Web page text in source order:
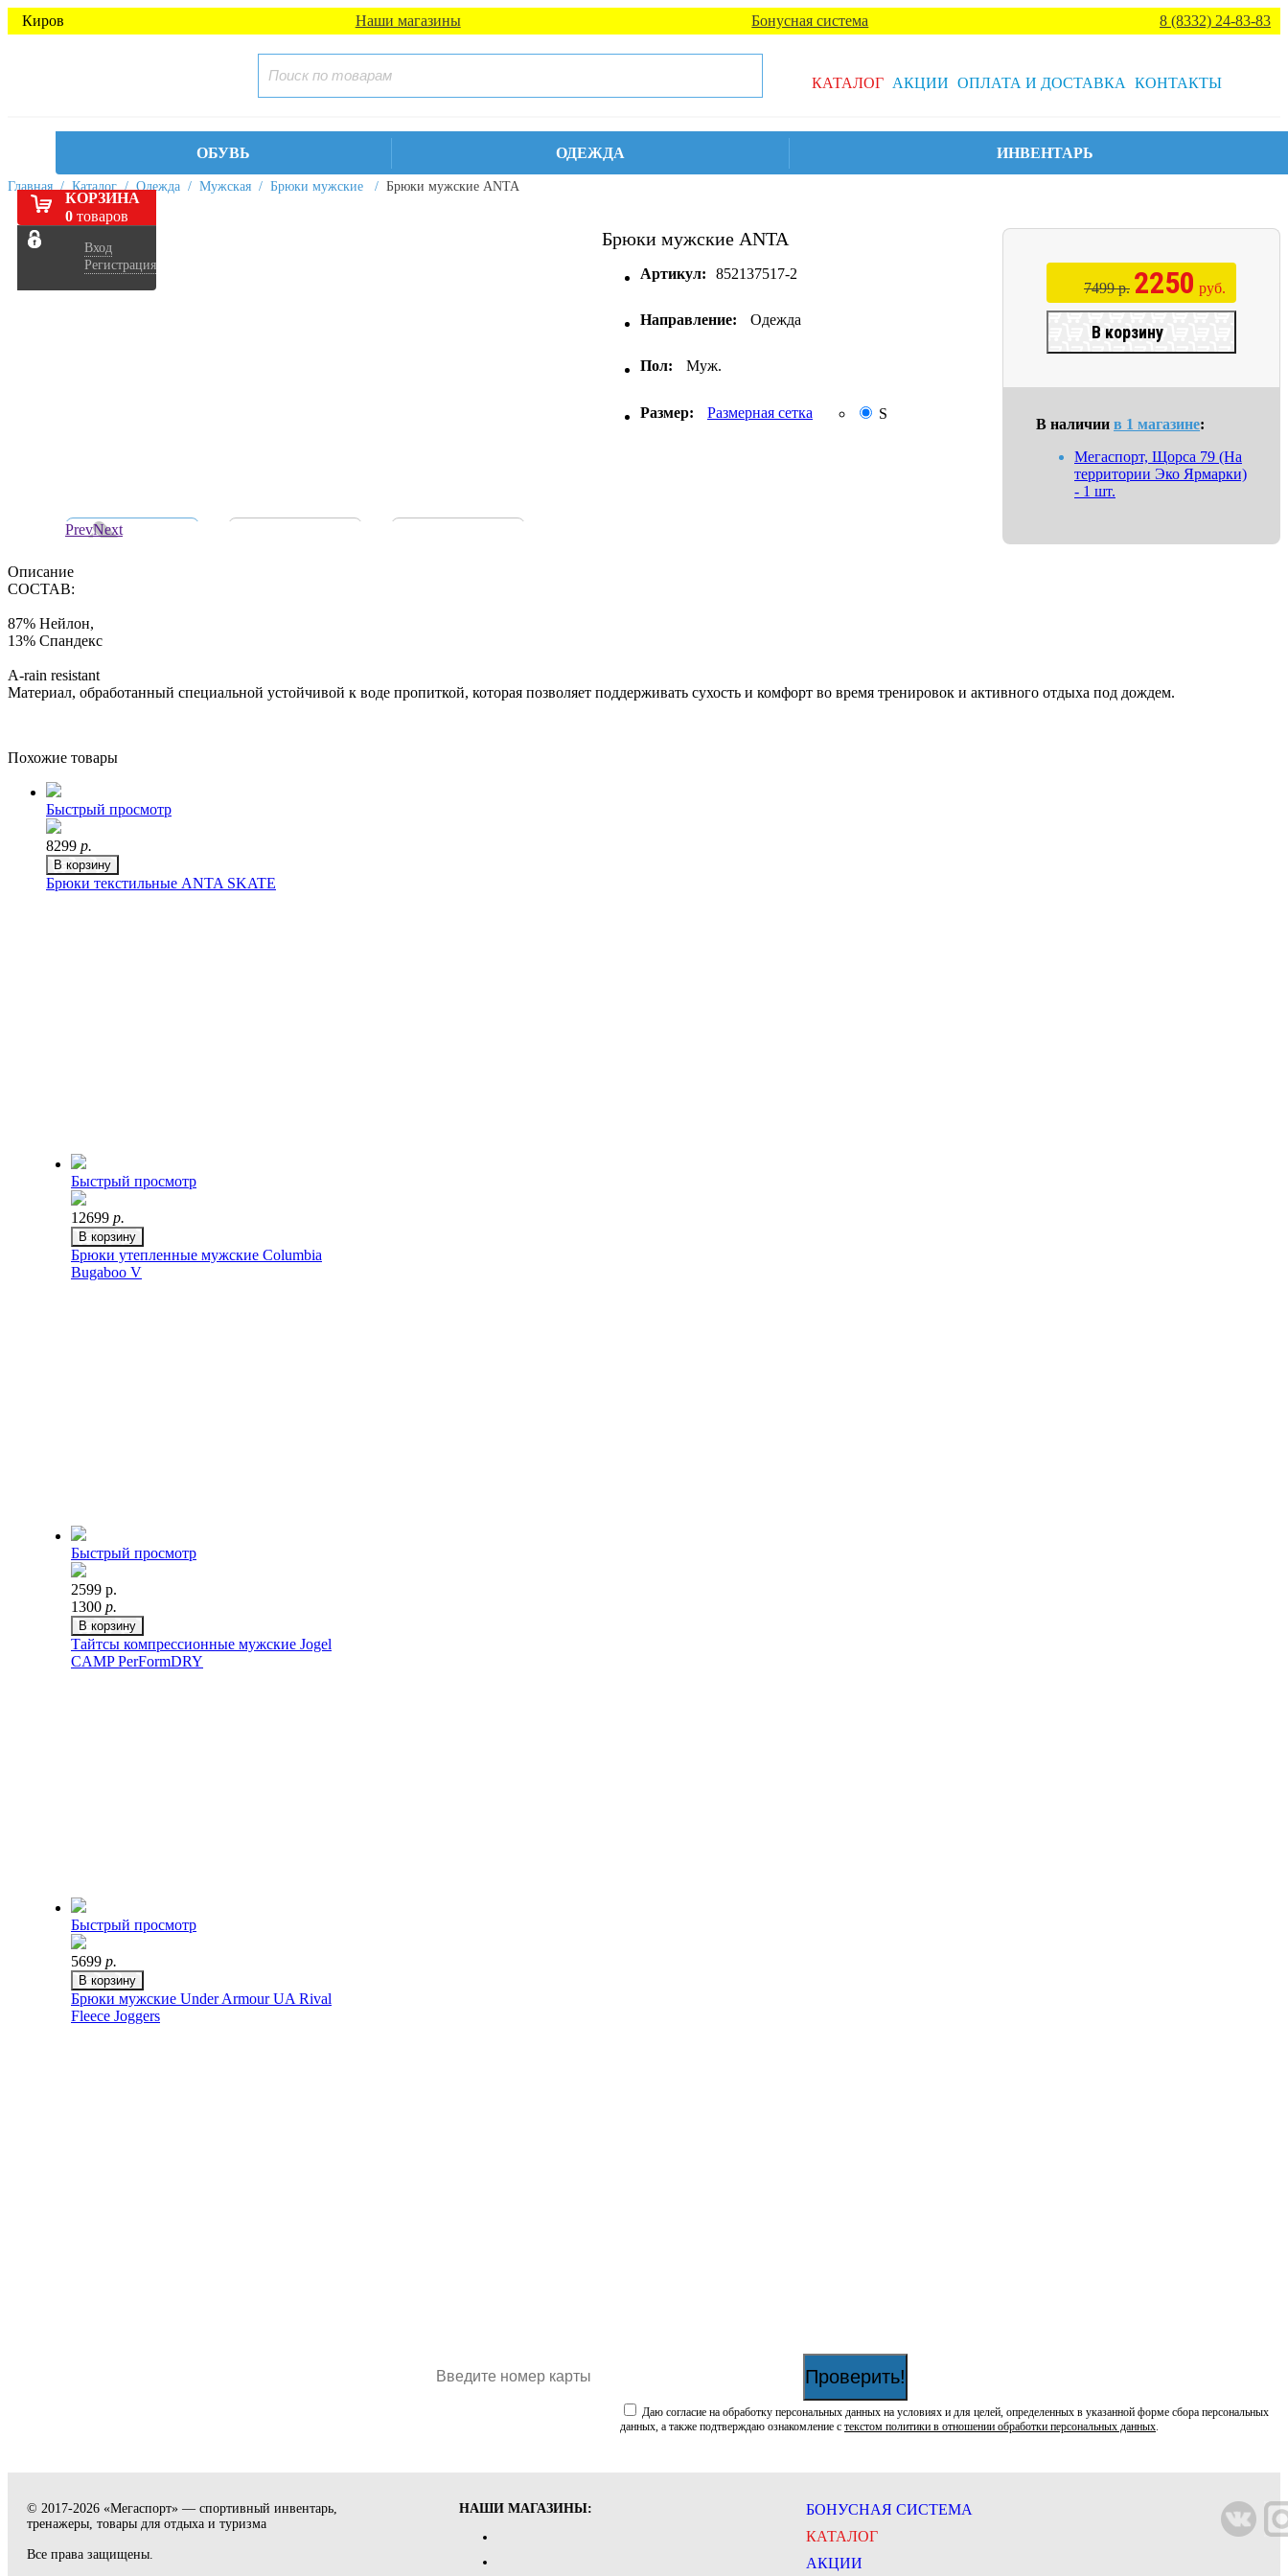
Киров Наши магазины Бонусная система 8 (8332) 24-83-83
КАТАЛОГ АКЦИИ ОПЛАТА И ДОСТАВКА КОНТАКТЫ
ОБУВЬ ОДЕЖДА ИНВЕНТАРЬ
КОРЗИНА
0 товаров
Вход
Регистрация
Главная/Каталог/Одежда / Мужская / Брюки мужские / Брюки мужские ANTA
PrevNext
Брюки мужские ANTA
Артикул: 852137517-2
Направление: Одежда
Пол: Муж.
Размер: Размерная сетка S
7499 р. 2250 руб.
В корзину
В наличии в 1 магазине:
Мегаспорт, Щорса 79 (На
территории Эко Ярмарки)
- 1 шт.
Описание
СОСТАВ:
87% Нейлон,
13% Спандекс
A-rain resistant
Материал, обработанный специальной устойчивой к воде пропиткой, которая позволяет поддерживать сухость и комфорт во время тренировок и активного отдыха под дождем.
Похожие товары
Быстрый просмотр
8299 р.
В корзину
Брюки текстильные ANTA SKATE
Быстрый просмотр
12699 р.
В корзину
Брюки утепленные мужские Columbia
Bugaboo V
Быстрый просмотр
2599 р.
1300 р.
В корзину
Тайтсы компрессионные мужские Jogel
CAMP PerFormDRY
Быстрый просмотр
5699 р.
В корзину
Брюки мужские Under Armour UA Rival
Fleece Joggers
Проверить!
Даю согласие на обработку персональных данных на условиях и для целей, определенных в указанной форме сбора персональных
данных, а также подтверждаю ознакомление с текстом политики в отношении обработки персональных данных.
© 2017-2026 «Мегаспорт» — спортивный инвентарь,
тренажеры, товары для отдыха и туризма
Все права защищены.
НАШИ МАГАЗИНЫ:
БОНУСНАЯ СИСТЕМА
КАТАЛОГ
АКЦИИ